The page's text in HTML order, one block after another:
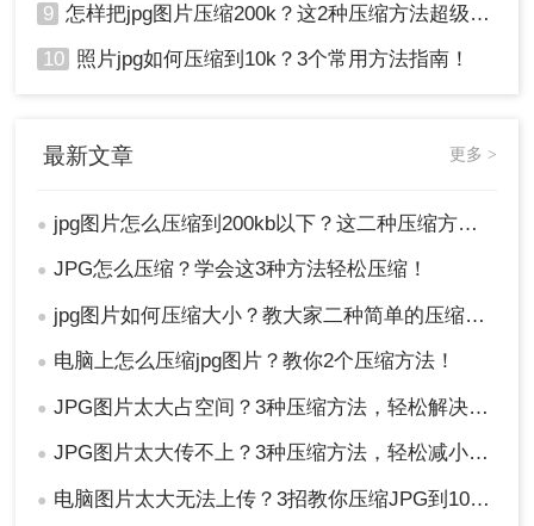
9 怎样把jpg图片压缩200k？这2种压缩方法超级好用！
10 照片jpg如何压缩到10k？3个常用方法指南！
最新文章 更多 >
● jpg图片怎么压缩到200kb以下？这二种压缩方法你肯定能学会!！
● JPG怎么压缩？学会这3种方法轻松压缩！
● jpg图片如何压缩大小？教大家二种简单的压缩方法！
● 电脑上怎么压缩jpg图片？教你2个压缩方法！
● JPG图片太大占空间？3种压缩方法，轻松解决！！
● JPG图片太大传不上？3种压缩方法，轻松减小文件大小！！
● 电脑图片太大无法上传？3招教你压缩JPG到100K以下！